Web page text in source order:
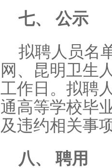
七、
公示
拟聘人员名
网、昆明卫生
工作日。拟聘
通高等学校毕
及违约相关事
八、
聘用